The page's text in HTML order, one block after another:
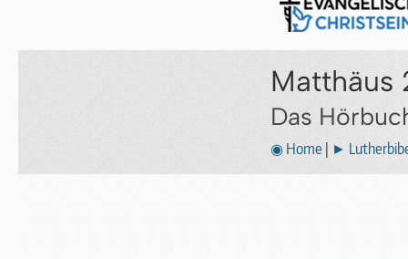
Matthäus
Das
◉ Home ►